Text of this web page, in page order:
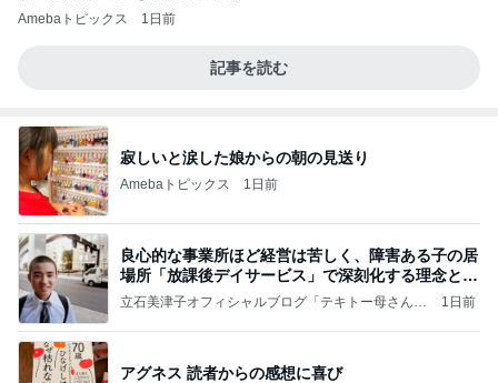
Amebaトピックス 1日前
記事を読む
寂しいと涙した娘からの朝の見送り
Amebaトピックス 1日前
良心的な事業所ほど経営は苦しく、障害ある子の居
場所「放課後デイサービス」で深刻化する理念と現
実の
立石美津子オフィシャルブログ「テキトー母さんの
1日前
アグネス 読者からの感想に喜び